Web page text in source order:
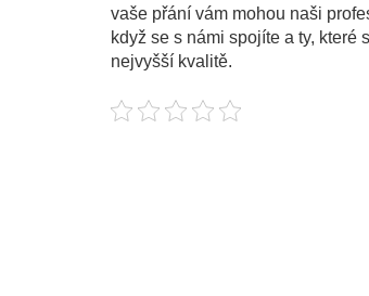
vaše přání vám mohou naši
když se s námi spojíte a ty, které
nejvyšší kvalitě.